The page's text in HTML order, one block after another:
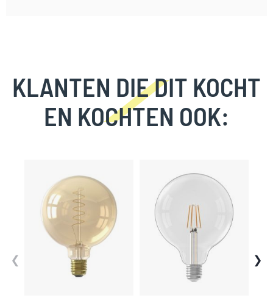
KLANTEN DIE DIT KOCHT
EN KOCHTEN OOK:
carousel